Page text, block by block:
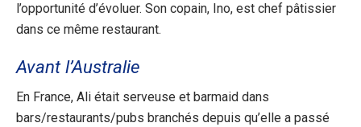
l’opportunité d’évoluer. Son copain, Ino, est chef pâtissier
dans ce même restaurant.
Avant l’Australie
En France, Ali était serveuse et barmaid dans
bars/restaurants/pubs branchés depuis qu’elle a passé